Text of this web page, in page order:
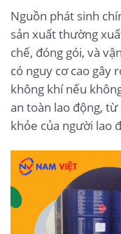
Nguồn phát sinh
sản xuất thường
chế, đóng gói, và
có nguy cơ cao gây
không khí nếu
an toàn lao động,
khỏe của người lao